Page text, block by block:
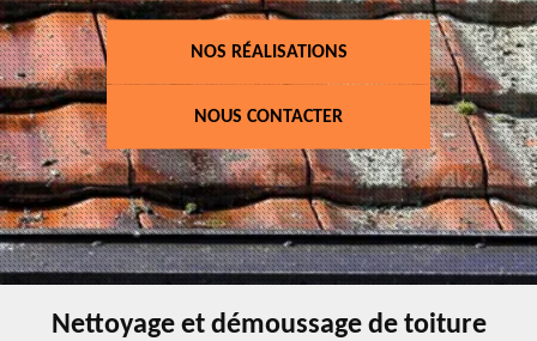
NOS RÉALISATIONS
NOUS CONTACTER
Nettoyage et démoussage de toiture